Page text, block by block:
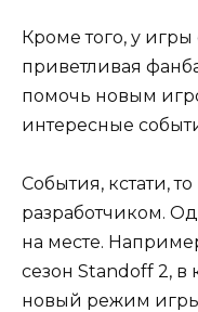
Кроме того, у игры
приветливая
помочь новым
интересные
События, кстати,
разработчиком.
на месте.
сезон Standoff 2, в
новый режим